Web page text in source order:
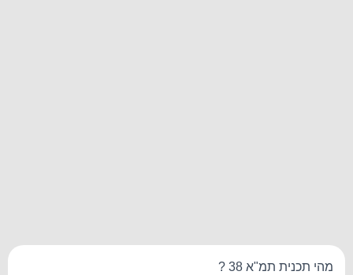
מהי תכנית תמ"א 38 ?